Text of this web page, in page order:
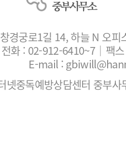
경궁로1길 14, 하늘 N 오
전화 : 02-912-6410~7 ｜팩
E-mail :
중독예방상담센터 중부